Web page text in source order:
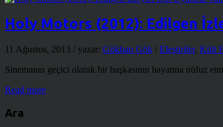
Holy Motors (2012): Edilgen
11 Ağustos, 2013 / yazar: Gökhan Gök / Eleştiriler, Kült
Sinemanın geçici olarak bir başkasının hayatına nüfuz
Read more
Ara